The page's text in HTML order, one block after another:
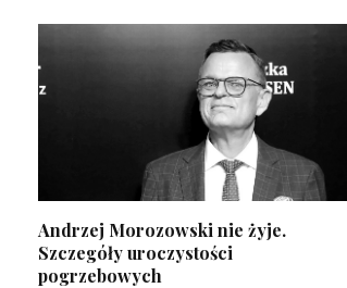
Andrzej Morozowski nie żyje.
Szczegóły uroczystości
pogrzebowych